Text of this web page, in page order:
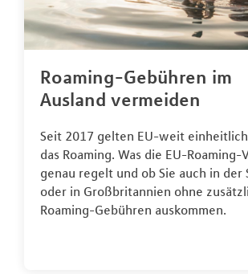
Roaming-Gebühren im
Ausland vermeiden
Seit 2017 gelten EU-weit
das Roaming. Was die EU-Roaming-
genau regelt und ob Sie auch in der
oder in Großbritannien ohne
Roaming-Gebühren auskommen.